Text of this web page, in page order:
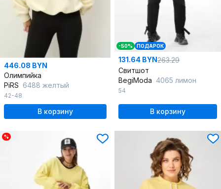
446.08 BYN
Олимпийка
PiRS 6488 желтый
42-48
В корзину
-50% ПОДАРОК
131.64 BYN263.29
Свитшот
BegiModa 4065 лимон
54
В корзину
%